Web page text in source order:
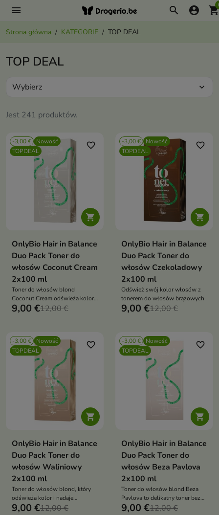
menu search account_circle
Strona główna KATEGORIE TOP DEAL
TOP DEAL
Jest 241 produktów.
Wybierz expand_more
-3,00 €
Nowość
TOPDEAL

favorite_border
OnlyBio Hair in Balance
Duo Pack Toner do
włosów Coconut Cream
2x100 ml
Toner do włosów blond
Coconut Cream odświeża kolor i
nadaje pasmom jasny, perłowy
9,00 €12,00 €
-3,00 €
Nowość
TOPDEAL

favorite_border
OnlyBio Hair in Balance
Duo Pack Toner do
włosów Czekoladowy
2x100 ml
Odśwież swój kolor włosów z
tonerem do włosów brązowych
9,00 €12,00 €
-3,00 €
Nowość
TOPDEAL

favorite_border
OnlyBio Hair in Balance
Duo Pack Toner do
włosów Waliniowy
2x100 ml
Toner do włosów blond, który
odświeża kolor i nadaje
beżowo-waniliowy odcień
9,00 €12,00 €
-3,00 €
Nowość
TOPDEAL

favorite_border
OnlyBio Hair in Balance
Duo Pack Toner do
włosów Beza Pavlova
2x100 ml
Toner do włosów blond Beza
Pavlova to delikatny toner bez
amoniaku, który odświeża kolor i
9,00 €12,00 €